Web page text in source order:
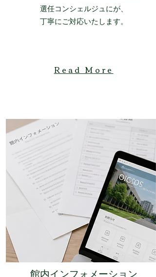
選任コンシェルジュにが、
丁寧にご対応いたします。
Read More
館内インフォメーション